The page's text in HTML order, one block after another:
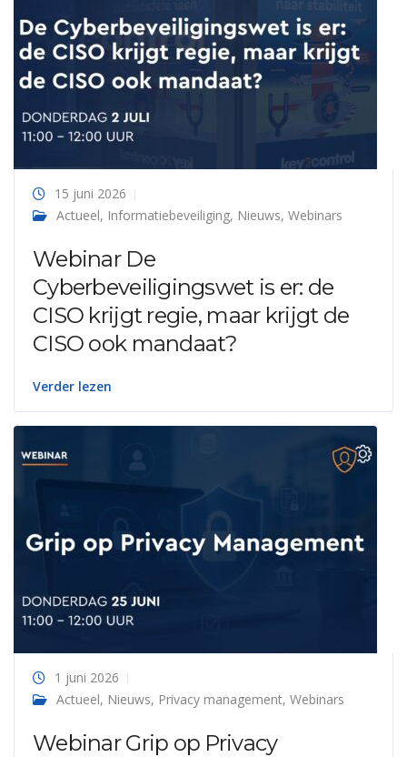
15 juni 2026
Actueel, Informatiebeveiliging, Nieuws, Webinars
Webinar De
Cyberbeveiligingswet is er: de
CISO krijgt regie, maar krijgt de
CISO ook mandaat?
Verder lezen
1 juni 2026
Actueel, Nieuws, Privacy management, Webinars
Webinar Grip op Privacy